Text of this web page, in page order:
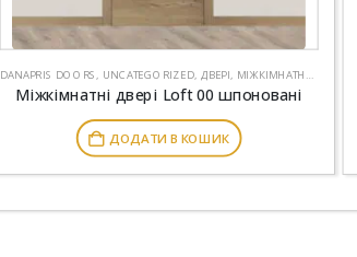
DANAPRIS DOORS, UNCATEGORIZED,ДВЕРІ, МІЖКІМНАТНІ ДВЕРІ
Міжкімнатні двері Loft 00 шпоновані
ДОДАТИ В КОШИК